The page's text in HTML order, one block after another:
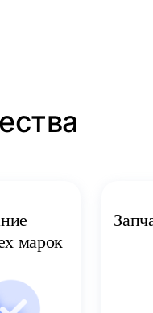
марок